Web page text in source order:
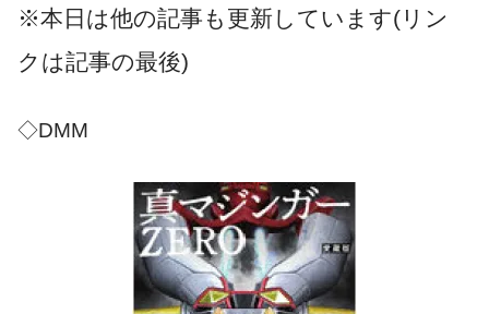
※本日は他の記事も更新しています(リン
クは記事の最後)
◇DMM